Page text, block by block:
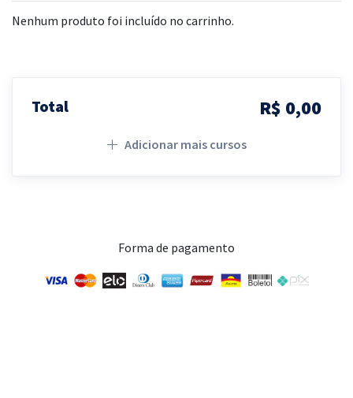
Nenhum produto foi incluído no carrinho.
Total R$ 0,00
Adicionar mais cursos
Forma de pagamento